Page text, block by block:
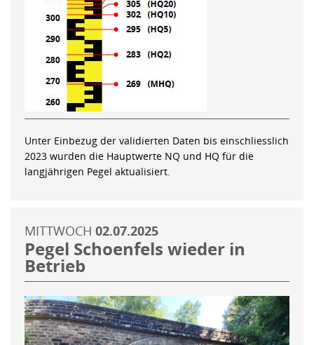
Unter Einbezug der validierten Daten bis einschliesslich
2023 wurden die Hauptwerte NQ und HQ für die
langjährigen Pegel aktualisiert.
MITTWOCH 02.07.2025
Pegel Schoenfels wieder in
Betrieb